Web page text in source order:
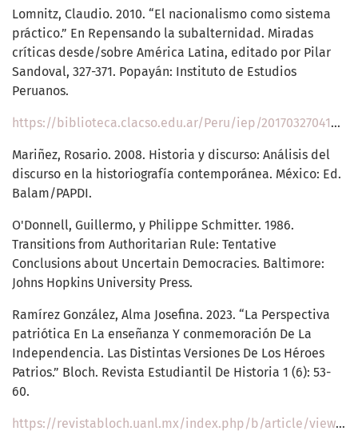
Lomnitz, Claudio. 2010. “El nacionalismo como sistema
práctico.” En Repensando la subalternidad. Miradas
críticas desde/sobre América Latina, editado por Pilar
Sandoval, 327-371. Popayán: Instituto de Estudios
Peruanos.
https://biblioteca.clacso.edu.ar/Peru/iep/20170327041637/pdf_162.pdf
Mariñez, Rosario. 2008. Historia y discurso: Análisis del
discurso en la historiografía contemporánea. México: Ed.
Balam/PAPDI.
O'Donnell, Guillermo, y Philippe Schmitter. 1986.
Transitions from Authoritarian Rule: Tentative
Conclusions about Uncertain Democracies. Baltimore:
Johns Hopkins University Press.
Ramírez González, Alma Josefina. 2023. “La Perspectiva
patriótica En La enseñanza Y conmemoración De La
Independencia. Las Distintas Versiones De Los Héroes
Patrios.” Bloch. Revista Estudiantil De Historia 1 (6): 53-
60.
https://revistabloch.uanl.mx/index.php/b/article/view/122